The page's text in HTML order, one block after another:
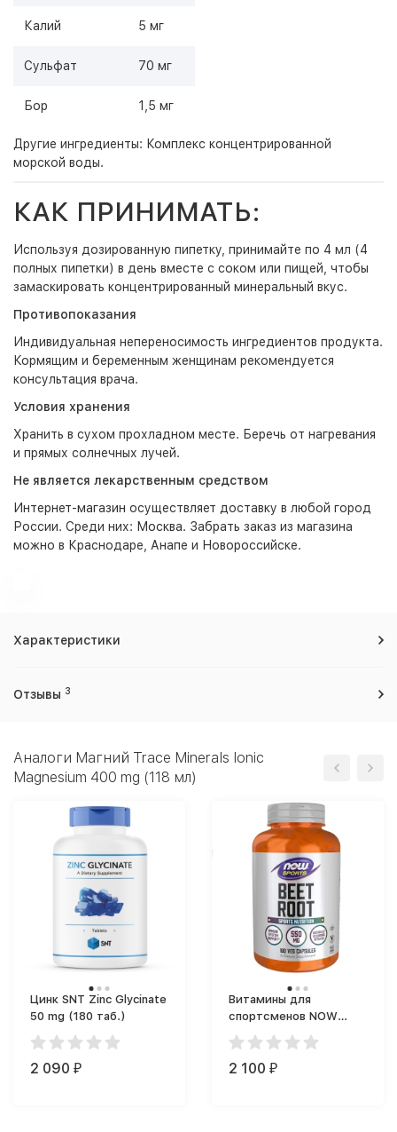
Калий 5 мг
Сульфат 70 мг
Бор 1,5 мг
Другие ингредиенты: Комплекс концентрированной
морской воды.
КАК ПРИНИМАТЬ:
Используя дозированную пипетку, принимайте по 4 мл (4
полных пипетки) в день вместе с соком или пищей, чтобы
замаскировать концентрированный минеральный вкус.
Противопоказания
Индивидуальная непереносимость ингредиентов продукта.
Кормящим и беременным женщинам рекомендуется
консультация врача.
Условия хранения
Хранить в сухом прохладном месте. Беречь от нагревания
и прямых солнечных лучей.
Не является лекарственным средством
Интернет-магазин осуществляет доставку в любой город
России. Среди них: Москва. Забрать заказ из магазина
можно в Краснодаре, Анапе и Новороссийске.
Характеристики
Отзывы 3
Аналоги Магний Trace Minerals Ionic
Magnesium 400 mg (118 мл)
Цинк SNT Zinc Glycinate
50 mg (180 таб.)
2 090 ₽
Витамины для
спортсменов NOW
Foods Beet Root (180
капс.)
2 100 ₽